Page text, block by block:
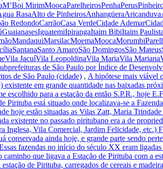
RasaAlto de
RedondoCarrãoCasa VerdeCidade
BibiItaim
AmaroSão DomingosSão
JacuíVila LeopoldinaVila MariaVila
de São Paulo por Índice de
de São Paulo (cidade) , A hipótese mais viável
existente em grande quantidade nas baixadas
para a estação da então S.P.R., hoje
Pirituba está situado onde localizava-se a
hoje estão situadas as Vilas Zatt, Maria
existente no passado piritubano era a de
Inglesa, Vila Comercial, Jardim Felicida­de, etc.)
conservada ainda hoje, e gran­de parte sendo
fazendas no início do século XX eram
que ligava a Estação de Pirituba com a
de Pirituba, carregados de cereais e